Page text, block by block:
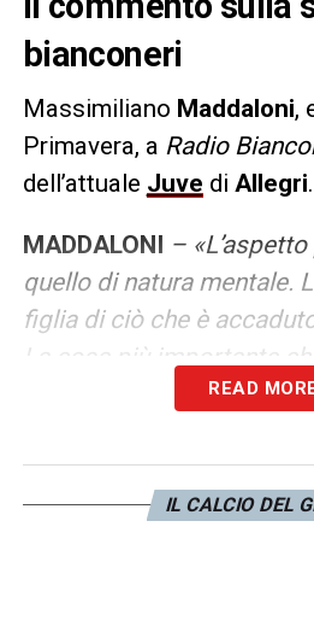
bianconeri
Massimiliano Maddaloni,
Primavera, a Radio
dell’attuale Juve di Allegri.
MADDALONI –
quello di natura mentale.
figlia di ciò che è
La cosa più importante
dal suo arrivo alla
capire quali fossero le
psicologiche. Allegri oggi
READ
IL CALCIO DEL